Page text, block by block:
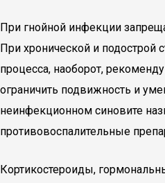
При гнойной инфекции
При хронической и подострой
процесса, наоборот,
ограничить подвижность и
неинфекционном синовите
противовоспалительные
Кортикостероиды,